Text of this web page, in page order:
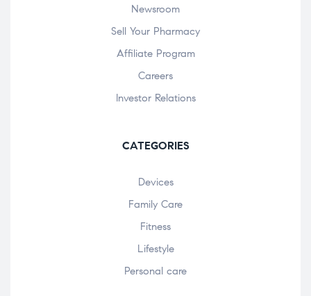
Newsroom
Sell Your Pharmacy
Affiliate Program
Careers
Investor Relations
CATEGORIES
Devices
Family Care
Fitness
Lifestyle
Personal care